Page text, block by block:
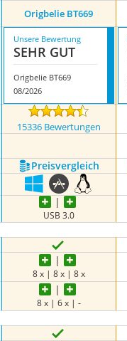
Origbelie BT669
Unsere Bewertung
SEHR GUT
Origbelie BT669
08/2026
15336 Bewertungen
Preis­vergleich
USB 3.0
8 x | 8 x | 8 x
8 x | 6 x | -